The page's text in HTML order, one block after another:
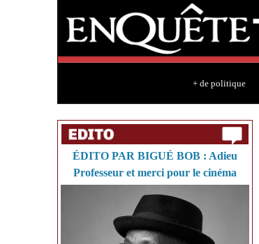
+ de politique
ÉDITO PAR BIGUÉ BOB : Adieu
Professeur et merci pour le cinéma